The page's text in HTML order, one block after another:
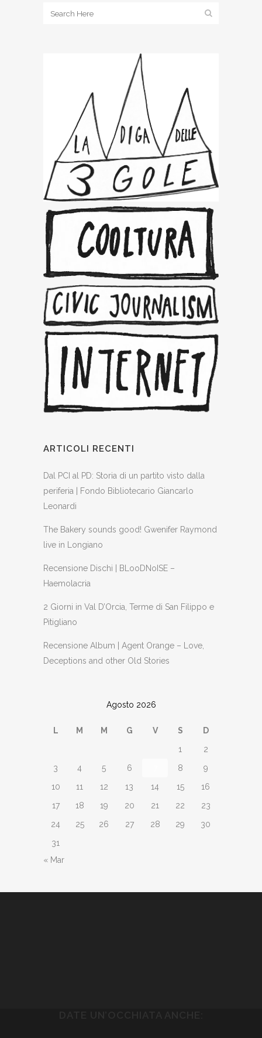
ARTICOLI RECENTI
Dal PCI al PD: Storia di un partito visto dalla
periferia | Fondo Bibliotecario Giancarlo
Leonardi
The Bakery sounds good! Gwenifer Raymond
live in Longiano
Recensione Dischi | BLooDNoISE –
Haemolacria
2 Giorni in Val D’Orcia, Terme di San Filippo e
Pitigliano
Recensione Album | Agent Orange – Love,
Deceptions and other Old Stories
Agosto 2026
L M M G V S
D
1
2
3
4 5 6 8
9
10
11 12 13 14 15
16
17
18 19 20 21 22
23
24
25 26 27 28 29
30
31
« Mar